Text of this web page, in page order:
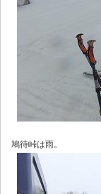
鳩待峠は雨。